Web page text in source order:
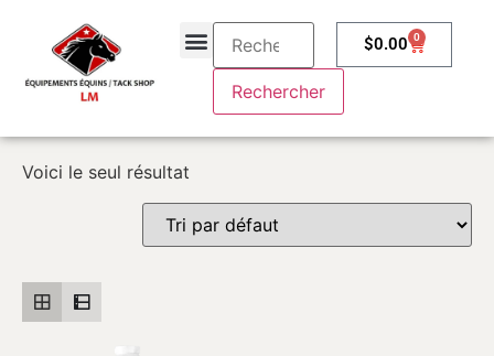
$0.00 0
Voici le seul résultat